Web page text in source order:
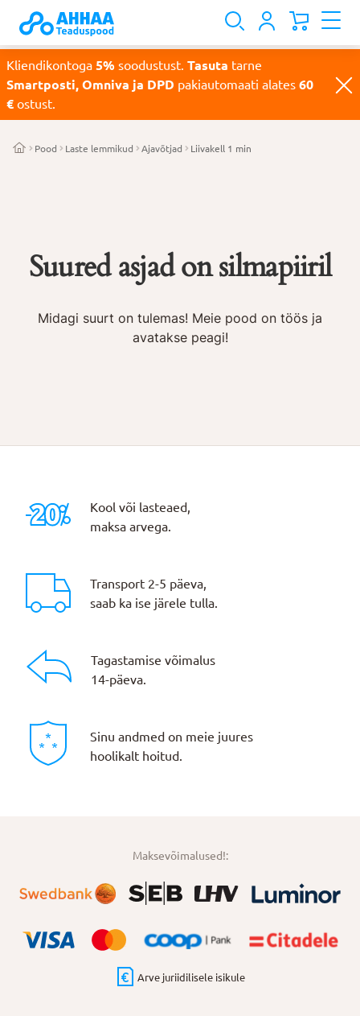
Kliendikontoga 5% soodustust. Tasuta tarne
Smartposti, Omniva ja DPD pakiautomaati alates 60
€ ostust.
Pood Laste lemmikud Ajavõtjad Liivakell 1 min
Suured asjad on silmapiiril
Midagi suurt on tulemas! Meie pood on töös ja
avatakse peagi!
Kool või lasteaed,
maksa arvega.
Transport 2-5 päeva,
saab ka ise järele tulla.
Tagastamise võimalus
14-päeva.
Sinu andmed on meie juures
hoolikalt hoitud.
Maksevõimalused!:
Arve juriidilisele isikule